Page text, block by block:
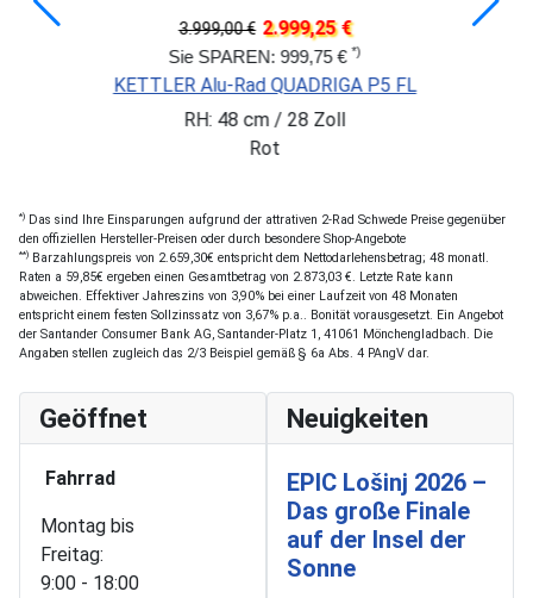
3.999,00 € 2.999,25 €
Sie SPAREN: 999,75 €*)
KETTLER Alu-Rad QUADRIGA P5 FL
RH: 48 cm / 28 Zoll
*) Das sind Ihre Einsparungen aufgrund der attrativen 2-Rad Schwede Preise gegenüber
den offiziellen Hersteller-Preisen oder durch besondere Shop-Angebote
**) Barzahlungspreis von 2.659,30€ entspricht dem Nettodarlehensbetrag; 48 monatl.
Raten a 59,85€ ergeben einen Gesamtbetrag von 2.873,03 €. Letzte Rate kann
abweichen. Effektiver Jahreszins von 3,90% bei einer Laufzeit von 48 Monaten
entspricht einem festen Sollzinssatz von 3,67% p.a.. Bonität vorausgesetzt. Ein Angebot
der Santander Consumer Bank AG, Santander-Platz 1, 41061 Mönchengladbach. Die
Angaben stellen zugleich das 2/3 Beispiel gemäß § 6a Abs. 4 PAngV dar.
Geöffnet
Fahrrad
Montag bis
Freitag:
9:00 - 18:00
Neuigkeiten
EPIC Lošinj 2026 –
Das große Finale
auf der Insel der
Sonne